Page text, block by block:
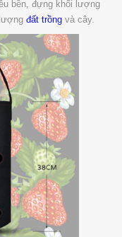
bền, đựng khối lượng
đất trồngvà cây.